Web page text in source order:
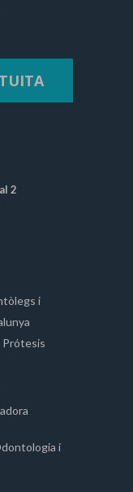
2
i
Prótesis
i